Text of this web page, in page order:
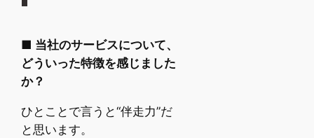
■ 当社のサービスについて、
どういった特徴を感じました
か？
ひとことで言うと“伴走力”だ
と思います。